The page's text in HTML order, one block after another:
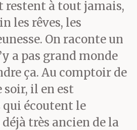
lui
la tête et le
Il ne parle
de lui.
plupart du
les
restent à tout jamais,
les rêves, les
On raconte un
a pas grand monde
ça. Au comptoir de
soir, il en est
qui écoutent le
très ancien de la